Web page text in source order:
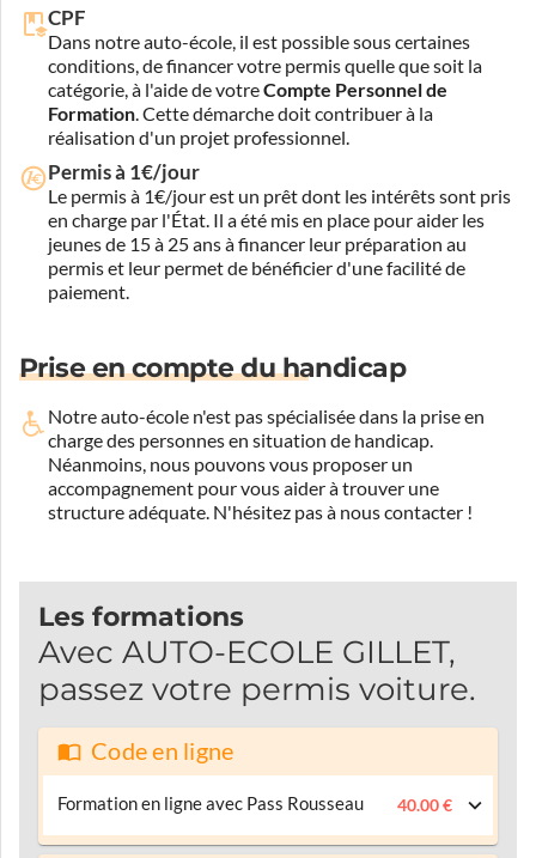
CPF
Dans notre auto-école, il est possible sous certaines
conditions, de financer votre permis quelle que soit la
catégorie, à l'aide de votreCompte Personnel de
Formation. Cette démarche doit contribuer à la
réalisation d'un projet professionnel.
Permis à 1€/jour
Le permis à 1€/jour est un prêt dont les intérêts sont pris
en charge par l'État. Il a été mis en place pour aider les
jeunes de 15 à 25 ans à financer leur préparation au
permis et leur permet de bénéficier d'une facilité de
paiement.
Prise en compte du handicap
Notre auto-école n'est pas spécialisée dans la prise en
charge des personnes en situation de handicap.
Néanmoins, nous pouvons vous proposer un
accompagnement pour vous aider à trouver une
structure adéquate. N'hésitez pas à nous contacter !
Les formations
Avec AUTO-ECOLE GILLET,
passez votre permis voiture.
Code en ligne
Formation en ligne avec Pass Rousseau 40.00 €